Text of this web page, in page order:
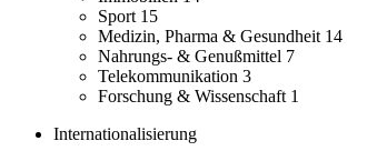
Sport 15
Medizin, Pharma & Gesundheit 14
Nahrungs- & Genußmittel 7
Telekommunikation 3
Forschung & Wissenschaft 1
Internationalisierung